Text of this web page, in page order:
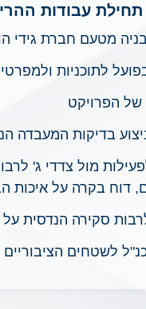
תחילת עבודות
מטעם חברת גידי
לתוכניות
של הפרויקט
בדיקות המעבדה
מול צדדי ג'
דוח בקרה על איכות
סקירה הנדסית על
לשטחים